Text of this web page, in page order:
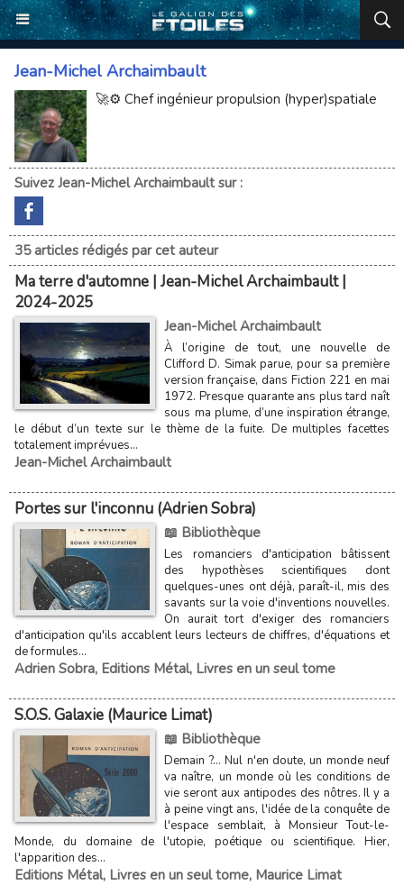
Jean-Michel Archaimbault
🚀⚙️ Chef ingénieur propulsion (hyper)spatiale
Suivez Jean-Michel Archaimbault sur :
35 articles rédigés par cet auteur
Ma terre d'automne | Jean-Michel Archaimbault |
2024-2025
Jean-Michel Archaimbault
À l’origine de tout, une nouvelle de
Clifford D. Simak parue, pour sa première
version française, dans Fiction 221 en mai
1972. Presque quarante ans plus tard naît
sous ma plume, d’une inspiration étrange,
le début d’un texte sur le thème de la fuite. De multiples facettes
totalement imprévues...
Jean-Michel Archaimbault
Portes sur l'inconnu (Adrien Sobra)
📖 Bibliothèque
Les romanciers d'anticipation bâtissent
des hypothèses scien­tifiques dont
quelques-unes ont déjà, paraît-il, mis des
savants sur la voie d'inventions nouvelles.
On aurait tort d'exiger des romanciers
d'anticipation qu'ils accablent leurs lecteurs de chif­fres, d'équations et
de formules...
Adrien Sobra, Editions Métal, Livres en un seul tome
S.O.S. Galaxie (Maurice Limat)
📖 Bibliothèque
Demain ?... Nul n'en doute, un monde neuf
va naître, un monde où les conditions de
vie seront aux antipodes des nôtres. Il y a
à peine vingt ans, l'idée de la conquête de
l'espace sem­blait, à Monsieur Tout-le-
Monde, du domaine de l'utopie, poétique ou scientifique. Hier,
l'apparition des...
Editions Métal, Livres en un seul tome, Maurice Limat